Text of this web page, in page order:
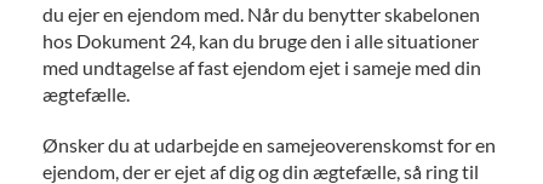
du ejer en ejendom med. Når du benytter skabelonen
hos Dokument 24, kan du bruge den i alle situationer
med undtagelse af fast ejendom ejet i sameje med din
ægtefælle.
Ønsker du at udarbejde en samejeoverenskomst for en
ejendom, der er ejet af dig og din ægtefælle, så ring til